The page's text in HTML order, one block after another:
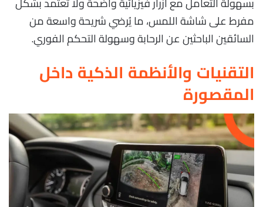
مفرط على شاشة اللمس، ما يُرضي شريحة واسعة من
السائقين الباحثين عن الرحابة وسهولة التحكم الفوري.
التقنيات والأنظمة الذكية داخل
المقصورة